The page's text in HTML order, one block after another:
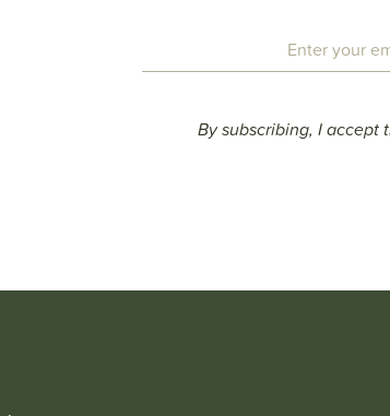
By subscribing, I accept